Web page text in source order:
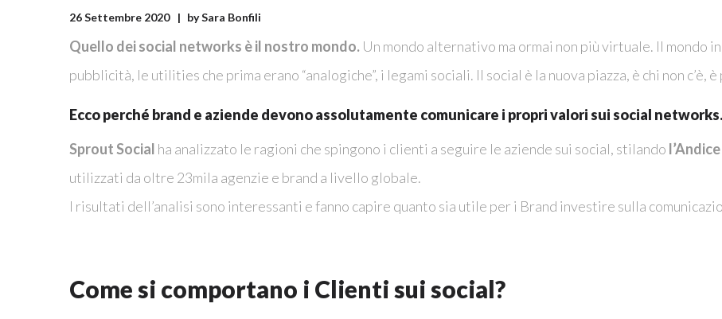
26 Settembre 2020 bySara Bonfili
Quello dei social networks è il nostro mondo. Un mondo alternativo ma ormai non più virtuale. Il mondo
pubblicità, le utilities che prima erano “analogiche”, i legami sociali. Il social è la nuova piazza, è chi non c’è,
Ecco perché brand e aziende devono assolutamente comunicare i propri valori sui social networks.
Sprout Social ha analizzato le ragioni che spingono i clienti a seguire le aziende sui social, stilando
utilizzati da oltre 23mila agenzie e brand a livello globale.
I risultati dell’analisi sono interessanti e fanno capire quanto sia utile per i Brand investire sulla
Come si comportano i Clienti sui social?